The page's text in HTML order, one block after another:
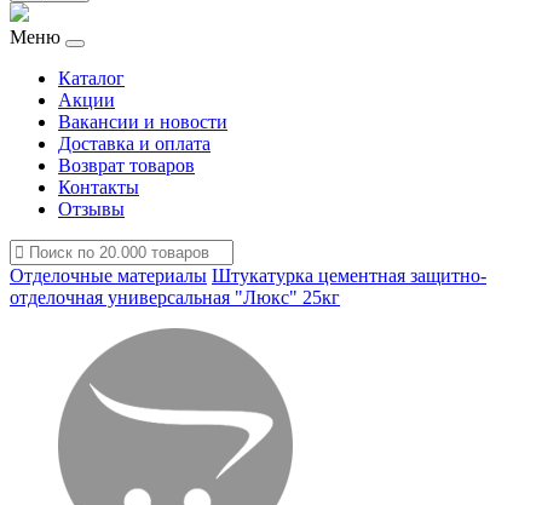
Меню
Каталог
Акции
Вакансии и новости
Доставка и оплата
Возврат товаров
Контакты
Отзывы
Отделочные материалы Штукатурка цементная защитно-
отделочная универсальная "Люкс" 25кг